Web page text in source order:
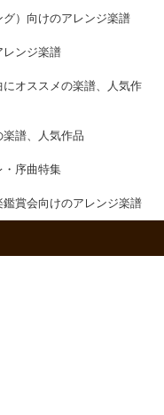
）向けのアレンジ楽譜
レンジ楽譜
オススメの楽譜、人気作
譜、人気作品
・序曲特集
賞会向けのアレンジ楽譜